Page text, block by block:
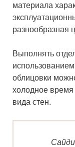
материала
разнообразная
Выполнять
облицовки
холодное время
вида стен.